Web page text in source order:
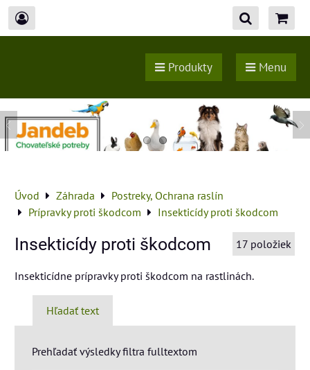
Produkty Menu
Úvod Záhrada
Postreky, Ochrana raslín
Prípravky proti škodcom
Insekticídy proti škodcom
Insekticídy proti škodcom 17 položiek
Insekticídne prípravky proti škodcom na rastlinách.
Hľadať text
Prehľadať výsledky filtra fulltextom